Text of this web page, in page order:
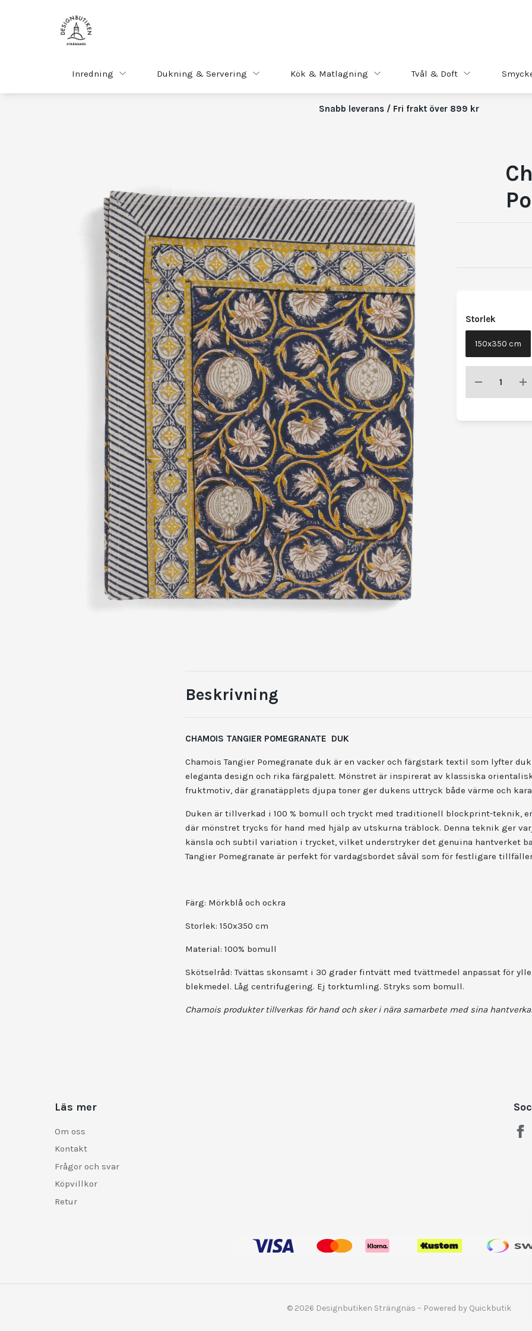
Inredning Dukning & Servering Kök & Matlagning Tvål & Doft
Snabb leverans / Fri frakt över 899 kr
Storlek
150x350 cm
Beskrivning
CHAMOIS TANGIER POMEGRANATE DUK
Chamois Tangier Pomegranate duk är en vacker och färgstark textil som lyfter
eleganta design och rika färgpalett. Mönstret är inspirerat av klassiska
fruktmotiv, där granatäpplets djupa toner ger dukens uttryck både värme och
Duken är tillverkad i 100 % bomull och tryckt med traditionell blockprint-teknik,
där mönstret trycks för hand med hjälp av utskurna träblock. Denna teknik ger
känsla och subtil variation i trycket, vilket understryker det genuina hantverket
Tangier Pomegranate är perfekt för vardagsbordet såväl som för festligare
Färg: Mörkblå och ockra
Storlek: 150x350 cm
Material: 100% bomull
Skötselråd: Tvättas skonsamt i 30 grader fintvätt med tvättmedel anpassat för ylle
blekmedel. Låg centrifugering. Ej torktumling. Stryks som bomull.
Chamois produkter tillverkas för hand och sker i nära samarbete med sina
Läs mer
Om oss
Kontakt
Frågor och svar
Köpvillkor
Retur
© 2026 Designbutiken Strängnäs – Powered by Quickbutik